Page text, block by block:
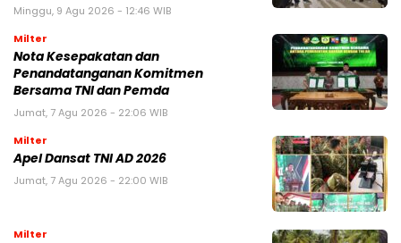
Minggu, 9 Agu 2026 - 12:46 WIB
Milter
Nota Kesepakatan dan
Penandatanganan Komitmen
Bersama TNI dan Pemda
Jumat, 7 Agu 2026 - 22:06 WIB
Milter
Apel Dansat TNI AD 2026
Jumat, 7 Agu 2026 - 22:00 WIB
Milter